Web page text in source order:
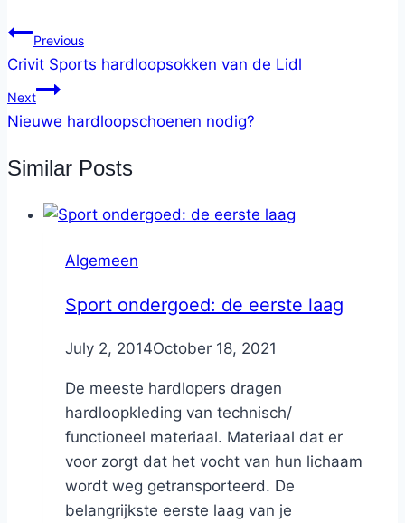
Previous
Crivit Sports hardloopsokken van de Lidl
Next
Nieuwe hardloopschoenen nodig?
Similar Posts
Algemeen
Sport ondergoed: de eerste laag
ByNicole
July 2, 2014October 18, 2021
De meeste hardlopers dragen
hardloopkleding van technisch/
functioneel materiaal. Materiaal dat er
voor zorgt dat het vocht van hun lichaam
wordt weg getransporteerd. De
belangrijkste eerste laag van je